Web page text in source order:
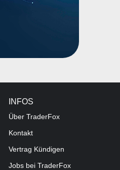
INFOS
Über TraderFox
Kontakt
Vertrag Kündigen
Jobs bei TraderFox